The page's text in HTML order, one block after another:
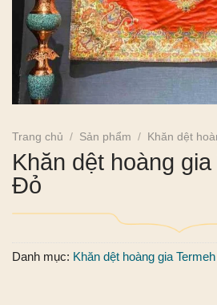
Trang chủ / Sản phẩm / Khăn dệt
Khăn dệt hoàng
Đỏ
Danh mục: Khăn dệt hoàng gia Termeh